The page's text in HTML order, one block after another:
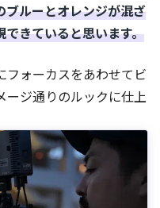
ブルーとオレンジが混ざ
きていると思います。
フォーカスをあわせてビ
ージ通りのルックに仕上